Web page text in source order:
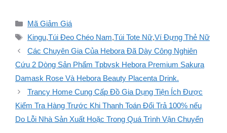
Danh
mục
Mã Giảm Giá
Thẻ
Kingu,Túi Đeo Chéo Nam,Túi Tote Nữ,Ví Đựng Thẻ Nữ
Các Chuyên Gia Của Hebora Đã Dày Công Nghiên
Cứu 2 Dòng Sản Phẩm Tpbvsk Hebora Premium Sakura
Damask Rose Và Hebora Beauty Placenta Drink.
Trancy Home Cung Cấp Đồ Gia Dụng Tiện Ích Được
Kiểm Tra Hàng Trước Khi Thanh Toán Đổi Trả 100% nếu
Do Lỗi Nhà Sản Xuất Hoặc Trong Quá Trình Vận Chuyển